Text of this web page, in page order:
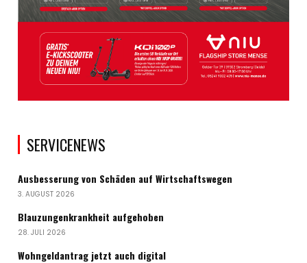
SERVICENEWS
Ausbesserung von Schäden auf Wirtschaftswegen
3. AUGUST 2026
Blauzungenkrankheit aufgehoben
28. JULI 2026
Wohngeldantrag jetzt auch digital